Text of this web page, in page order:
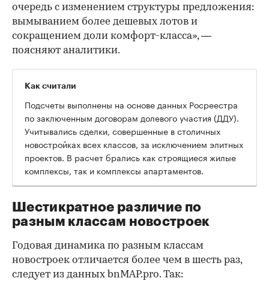
очередь с изменением структуры предложения:
вымыванием более дешевых лотов и
сокращением доли комфорт-класса», —
поясняют аналитики.
Как считали
Подсчеты выполнены на основе данных Росреестра
по заключенным договорам долевого участия (ДДУ).
Учитывались сделки, совершенные в столичных
новостройках всех классов, за исключением элитных
проектов. В расчет брались как строящиеся жилые
комплексы, так и комплексы апартаментов.
Шестикратное различие по
разным классам новостроек
Годовая динамика по разным классам
новостроек отличается более чем в шесть раз,
следует из данных bnMAP.pro. Так: